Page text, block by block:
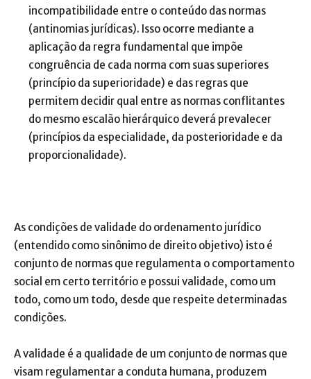
incompatibilidade entre o conteúdo das normas
(antinomias jurídicas). Isso ocorre mediante a
aplicação da regra fundamental que impõe
congruência de cada norma com suas superiores
(princípio da superioridade) e das regras que
permitem decidir qual entre as normas conflitantes
do mesmo escalão hierárquico deverá prevalecer
(princípios da especialidade, da posterioridade e da
proporcionalidade).
As condições de validade do ordenamento jurídico
(entendido como sinônimo de direito objetivo) isto é
conjunto de normas que regulamenta o comportamento
social em certo território e possui validade, como um
todo, como um todo, desde que respeite determinadas
condições.
A validade é a qualidade de um conjunto de normas que
visam regulamentar a conduta humana, produzem